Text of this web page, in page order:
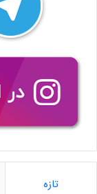
تازه